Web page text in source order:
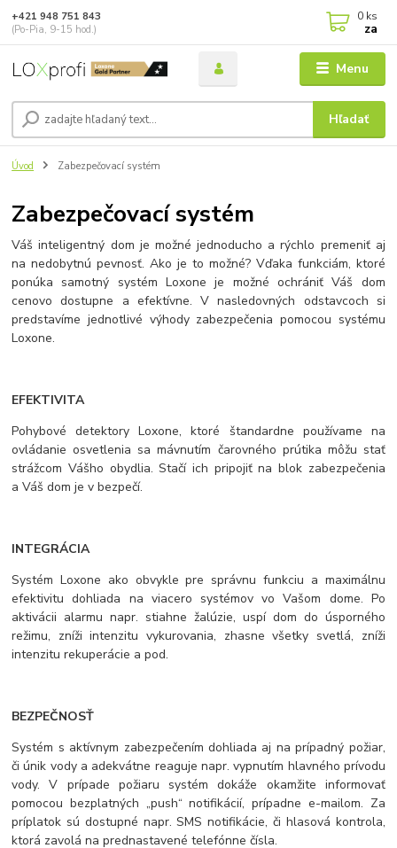
Menu
Hľadať
+421 948 751 843
(Po-Pia, 9-15 hod.)
0 ks
za
Úvod Zabezpečovací systém
Zabezpečovací systém
Váš inteligentný dom je možné jednoducho a rýchlo premeniť aj
na nedobytnú pevnosť. Ako je to možné? Vďaka funkciám, ktoré
ponúka samotný systém Loxone je možné ochrániť Váš dom
cenovo dostupne a efektívne. V nasledovných odstavcoch si
predstavíme jednotlivé výhody zabezpečenia pomocou systému
Loxone.
EFEKTIVITA
Pohybové detektory Loxone, ktoré štandardne používame na
ovládanie osvetlenia sa mávnutím čarovného prútika môžu stať
strážcom Vášho obydlia. Stačí ich pripojiť na blok zabezpečenia
a Váš dom je v bezpečí.
INTEGRÁCIA
Systém Loxone ako obvykle pre správnu funkciu a maximálnu
efektivitu dohliada na viacero systémov vo Vašom dome. Po
aktivácii alarmu napr. stiahne žalúzie, uspí dom do úsporného
režimu, zníži intenzitu vykurovania, zhasne všetky svetlá, zníži
intenzitu rekuperácie a pod.
BEZPEČNOSŤ
Systém s aktívnym zabezpečením dohliada aj na prípadný požiar,
či únik vody a adekvátne reaguje napr. vypnutím hlavného prívodu
vody. V prípade požiaru systém dokáže okamžite informovať
pomocou bezplatných „push“ notifikácií, prípadne e-mailom. Za
príplatok sú dostupné napr. SMS notifikácie, či hlasová kontrola,
ktorá zavolá na prednastavené telefónne čísla.